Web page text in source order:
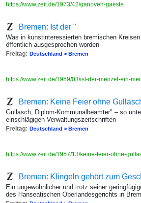
https://www.zeit.de/1973/42/ganoven-gaeste
Bremen: Ist der "
Was in kunstinteressierten bremischen
öffentlich ausgesprochen worden
Freitag: Deutschland > Bremen
https://www.zeit.de/1959/03/ist-der-menzel-ein-
Bremen: Keine Feier ohne
Gullasch, Diplom-Kommunalbeamter" – so
einschlägigen Verwaltungszeitschriften
Freitag: Deutschland > Bremen
https://www.zeit.de/1957/13/keine-feier-ohne-
Bremen: Klingeln gehört zum
Ein ungewöhnlicher und trotz seiner
des Hanseatischen Oberlandesgerichts in